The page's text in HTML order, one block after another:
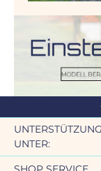
UNTER: